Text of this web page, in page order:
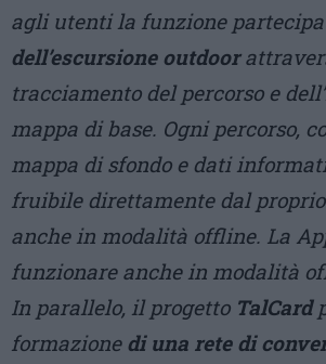
agli utenti la funzione
dell’escursione outdoor
tracciamento del percorso e
mappa di base. Ogni percorso,
mappa di sfondo e dati
fruibile direttamente dal
anche in modalità offline. La
funzionare anche in modalità
In parallelo, il progetto TalCard
formazione di una rete di